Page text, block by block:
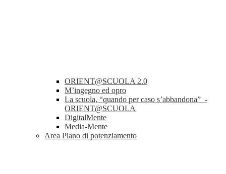
ORIENT@SCUOLA 2.0
M’ingegno ed opro
La scuola, “quando per caso s’abbandona” -
ORIENT@SCUOLA
DigitalMente
Media-Mente
Area Piano di potenziamento